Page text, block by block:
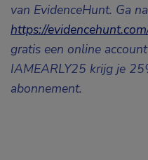
van EvidenceHunt. Ga
https://
gratis een online
IAMEARLY25 krijg je
abonnement.